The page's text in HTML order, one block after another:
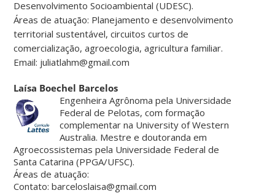
Desenvolvimento Socioambiental (UDESC).
Áreas de atuação: Planejamento e desenvolvimento
territorial sustentável, circuitos curtos de
comercialização, agroecologia, agricultura familiar.
Email: juliatlahm@gmail.com
Laísa Boechel Barcelos
Engenheira Agrônoma pela Universidade
Federal de Pelotas, com formação
complementar na University of Western
Australia. Mestre e doutoranda em
Agroecossistemas pela Universidade Federal de
Santa Catarina (PPGA/UFSC).
Áreas de atuação:
Contato: barceloslaisa@gmail.com